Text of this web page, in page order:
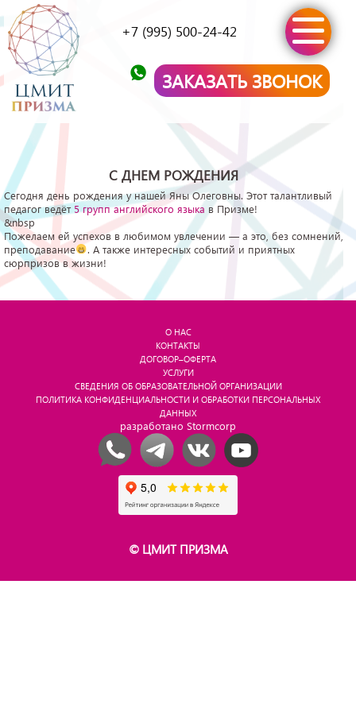
+7 (995) 500-24-42
ЗАКАЗАТЬ ЗВОНОК
С ДНЕМ РОЖДЕНИЯ
Сегодня день рождения у нашей Яны Олеговны. Этот талантливый
педагог ведёт 5 групп английского языка в Призме!
&nbsp
Пожелаем ей успехов в любимом увлечении — а это, без сомнений,
преподавание
. А также интересных событий и приятных
сюрпризов в жизни!
О НАС
КОНТАКТЫ
ДОГОВОР–ОФЕРТА
УСЛУГИ
СВЕДЕНИЯ ОБ ОБРАЗОВАТЕЛЬНОЙ ОРГАНИЗАЦИИ
ПОЛИТИКА КОНФИДЕНЦИАЛЬНОСТИ И ОБРАБОТКИ ПЕРСОНАЛЬНЫХ
ДАННЫХ
© ЦМИТ ПРИЗМА
разработано Stormcorp